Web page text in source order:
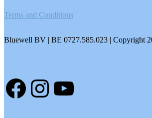
Terms and Conditions
Bluewell BV | BE 0727.585.023 | Copyright
Facebook
Instagram
YouTube